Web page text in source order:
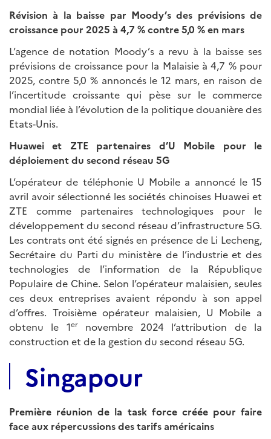
Révision à la baisse par Moody’s des prévisions de
croissance pour 2025 à 4,7 % contre 5,0 % en mars
L’agence de notation Moody’s a revu à la baisse ses
prévisions de croissance pour la Malaisie à 4,7 % pour
2025, contre 5,0 % annoncés le 12 mars, en raison de
l’incertitude croissante qui pèse sur le commerce
mondial liée à l’évolution de la politique douanière des
Etats-Unis.
Huawei et ZTE partenaires d’U Mobile pour le
déploiement du second réseau 5G
L’opérateur de téléphonie U Mobile a annoncé le 15
avril avoir sélectionné les sociétés chinoises Huawei et
ZTE comme partenaires technologiques pour le
développement du second réseau d’infrastructure 5G.
Les contrats ont été signés en présence de Li Lecheng,
Secrétaire du Parti du ministère de l’industrie et des
technologies de l’information de la République
Populaire de Chine. Selon l’opérateur malaisien, seules
ces deux entreprises avaient répondu à son appel
d’offres. Troisième opérateur malaisien, U Mobile a
obtenu le 1ernovembre 2024 l’attribution de la
construction et de la gestion du second réseau 5G.
Singapour
Première réunion de la task force créée pour faire
face aux répercussions des tarifs américains